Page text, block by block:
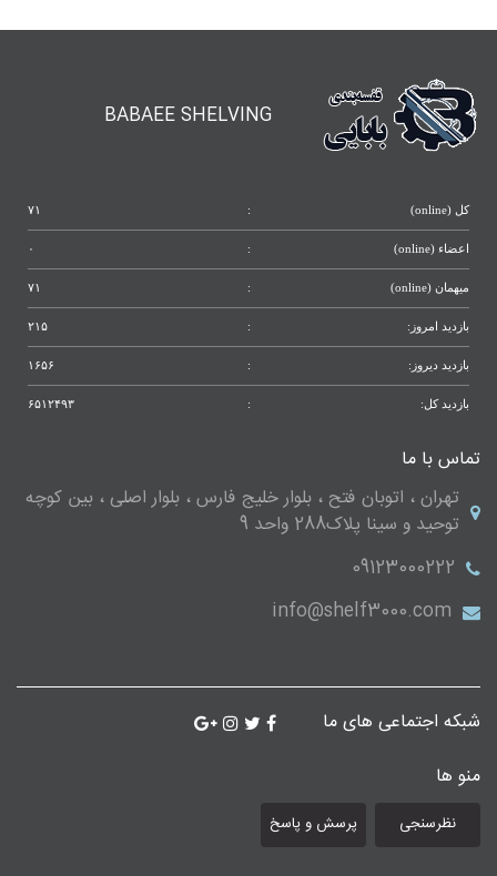
BABAEE SHELVING
کل (online) : ۷۱
اعضاء (online) : ۰
میهمان (online) : ۷۱
بازدید امروز: : ۲۱۵
بازدید دیروز: : ۱۶۵۶
بازدید کل: : ۶۵۱۲۴۹۳
تماس با ما
تهران ، اتوبان فتح ، بلوار خلیج فارس ، بلوار اصلی ، بین کوچه
توحید و سینا پلاک288 واحد 9
09123000222
info@shelf3000.com
شبکه اجتماعی های ما
منو ها
نظرسنجی پرسش و پاسخ